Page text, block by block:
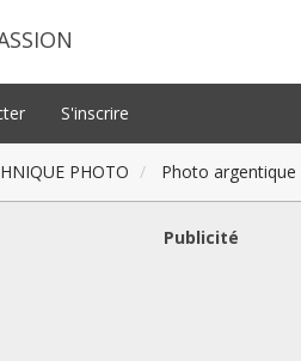
S'inscrire
PHOTO Photo
Publicité